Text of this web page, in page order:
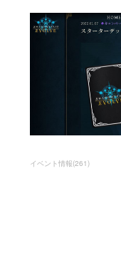
イベント情報(261)